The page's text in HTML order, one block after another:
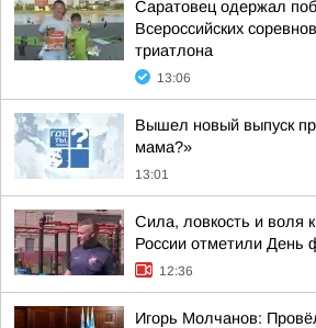
Саратовец одержал
Всероссийских
триатлона
13:06
Вышел новый выпуск
мама?»
13:01
Сила, ловкость и воля
России отметили День
12:36
Игорь Молчанов: